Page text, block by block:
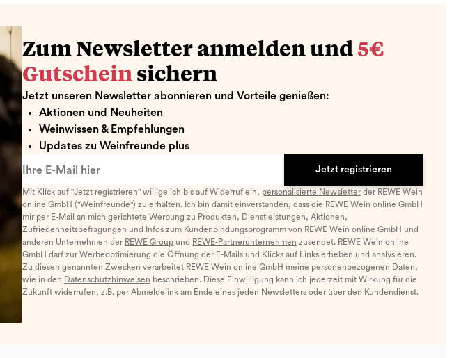
Zum Newsletter anmelden und 5€
Gutschein sichern
Jetzt unseren Newsletter abonnieren und Vorteile genießen:
Aktionen und Neuheiten
Weinwissen & Empfehlungen
Updates zu Weinfreunde plus
Jetzt registrieren
Mit Klick auf "Jetzt registrieren" willige ich bis auf Widerruf ein, personalisierte Newsletterder REWE Wein
online GmbH ("Weinfreunde") zu erhalten. Ich bin damit einverstanden, dass die REWE Wein online GmbH
mir per E-Mail an mich gerichtete Werbung zu Produkten, Dienstleistungen, Aktionen,
Zufriedenheitsbefragungen und Infos zum Kundenbindungsprogramm von REWE Wein online GmbH und
anderen Unternehmen der REWE Group und REWE-Partnerunternehmen zusendet. REWE Wein online
GmbH darf zur Werbeoptimierung die Öffnung der E-Mails und Klicks auf Links erheben und analysieren.
Zu diesen genannten Zwecken verarbeitet REWE Wein online GmbH meine personenbezogenen Daten,
wie in den Datenschutzhinweisen beschrieben. Diese Einwilligung kann ich jederzeit mit Wirkung für die
Zukunft widerrufen, z.B. per Abmeldelink am Ende eines jeden Newsletters oder über den Kundendienst.